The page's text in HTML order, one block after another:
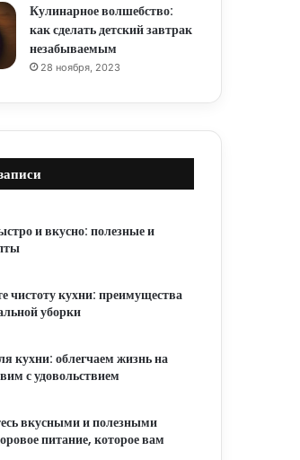
Кулинарное волшебство:
как сделать детский завтрак
незабываемым
28 ноября, 2023
и вкусно: полезные и
чистоту кухни: преимущества
уборки
кухни: облегчаем жизнь на
с удовольствием
вкусными и полезными
питание, которое вам